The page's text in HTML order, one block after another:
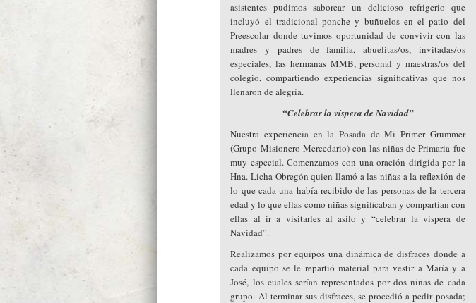
asistentes pudimos saborear un delicioso refrigerio que
incluyó el tradicional ponche y buñuelos en el patio del
Preescolar donde tuvimos oportunidad de convivir con las
madres y padres de familia, abuelitas/os, invitadas/os
especiales, las hermanas MMB, personal y maestras/os del
colegio, compartiendo experiencias significativas que nos
llenaron de alegría.
“Celebrar la víspera de Navidad”
Nuestra experiencia en la Posada de Mi Primer Grummer
(Grupo Misionero Mercedario) con las niñas de Primaria fue
muy especial. Comenzamos con una oración dirigida por la
Hna. Licha Obregón quien llamó a las niñas a la reflexión de
lo que cada una había recibido de las personas de la tercera
edad y lo que ellas como niñas significaban y compartían con
ellas al ir a visitarles al asilo y “celebrar la víspera de
Navidad”.
Realizamos por equipos una dinámica de disfraces donde a
cada equipo se le repartió material para vestir a María y a
José, los cuales serían representados por dos niñas de cada
grupo. Al terminar sus disfraces, se procedió a pedir posada;